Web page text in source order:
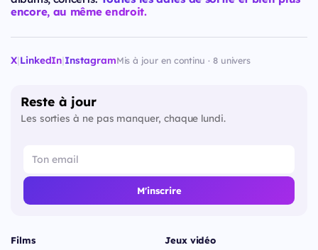
encore, au même endroit.
X|LinkedIn|InstagramMis à jour en continu · 8 univers
Reste à jour
Les sorties à ne pas manquer, chaque lundi.
M'inscrire
Films Jeux vidéo